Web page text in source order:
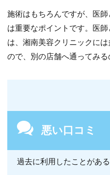
施術はもちろんですが、医
は重要なポイントです。医
は、湘南美容クリニックに
ので、別の店舗へ通ってみる
悪い口コミ
過去に利用したことがあ